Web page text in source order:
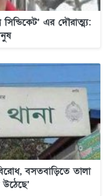
সিন্ডিকেট’ এর দৌরাত্ম্য:
বসতবাড়িতে তালা